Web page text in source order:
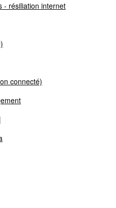
- résiliation internet
connecté)